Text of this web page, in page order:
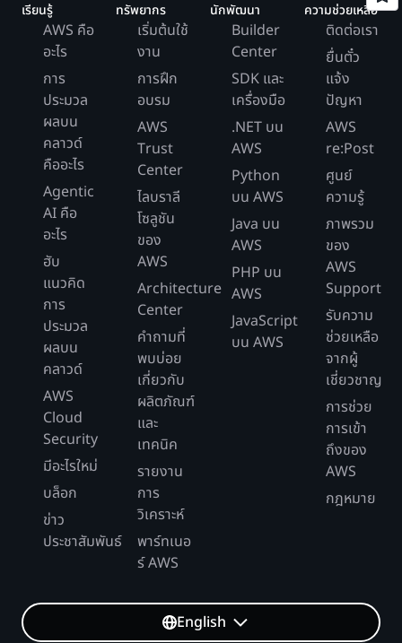
เรียนรู้
AWS คือ
อะไร
การ
ประมวล
ผลบน
คลาวด์
คืออะไร
Agentic
AI คือ
อะไร
ฮับ
แนวคิด
การ
ประมวล
ผลบน
คลาวด์
AWS
Cloud
Security
มีอะไรใหม่
บล็อก
ข่าว
ประชาสัมพันธ์
ทรัพยากร
เริ่มต้นใช้
งาน
การฝึก
อบรม
AWS
Trust
Center
ไลบราลี
โซลูชัน
ของ
AWS
Architecture
Center
คำถามที่
พบบ่อย
เกี่ยวกับ
ผลิตภัณฑ์
และ
เทคนิค
รายงาน
การ
วิเคราะห์
พาร์ทเนอ
ร์ AWS
นักพัฒนา
Builder
Center
SDK และ
เครื่องมือ
.NET บน
AWS
Python
บน AWS
Java บน
AWS
PHP บน
AWS
JavaScript
บน AWS
ความช่วยเหลือ
ติดต่อเรา
ยื่นตั๋ว
แจ้ง
ปัญหา
AWS
re:Post
ศูนย์
ความรู้
ภาพรวม
ของ
AWS
Support
รับความ
ช่วยเหลือ
จากผู้
เชี่ยวชาญ
การช่วย
การเข้า
ถึงของ
AWS
กฎหมาย
English